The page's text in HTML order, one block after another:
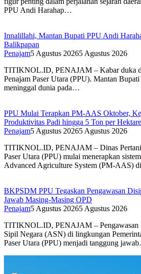
PPU Andi Harahap…
Innalillahi, Mantan Bupati PPU Andi
Balikpapan
Penajam5 Agustus 20265 Agustus 2026
TITIKNOL.ID, PENAJAM – Kabar duka
Penajam Paser Utara (PPU). Mantan
meninggal dunia pada…
PPU Mulai Terapkan PM-AAS Oktober,
Produktivitas Padi hingga 5 Ton per Hektare
Penajam5 Agustus 20265 Agustus 2026
TITIKNOL.ID, PENAJAM – Dinas
Paser Utara (PPU) mulai menerapkan
Advanced Agriculture System (PM-AAS)
BKPSDM PPU Tegaskan Pengawasan
Jawab Masing-Masing OPD
Penajam5 Agustus 20265 Agustus 2026
TITIKNOL.ID, PENAJAM – Pengawasan
Sipil Negara (ASN) di lingkungan
Paser Utara (PPU) menjadi tanggung